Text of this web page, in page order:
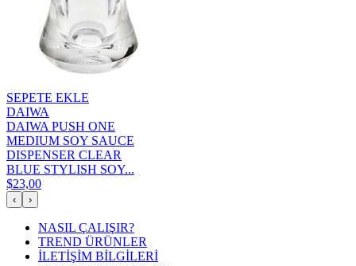
SEPETE EKLE
DAIWA
DAIWA PUSH ONE
MEDIUM SOY SAUCE
DISPENSER CLEAR
BLUE STYLISH SOY...
$23,00
‹ ›
NASIL ÇALIŞIR?
TREND ÜRÜNLER
İLETİŞİM BİLGİLERİ